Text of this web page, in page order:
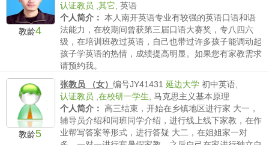
教龄4
认证教员 其它 英语
个人简介： 本人南开英语专业有较强的英语口语和语
法能力，在校期间曾获第三届口语大赛奖，专八四六
级，在培训班教过英语，自己也带过许多孩子能调动起
孩子学英语的热情，成绩提高明显。如果您有家教需求
请预约我。
教龄5
张教员 （女） 编号JY41431 延边大学 初中英语,
认证教员 在校研一学生 马克思主义基本原理
个人简介： 高三结束，开始在乡镇地区进行家 大一，
辅导员介绍和同班同学介绍，进行线上线下家教，在作
业帮写答案等形式，进行答疑 大二，在姐姐家一对